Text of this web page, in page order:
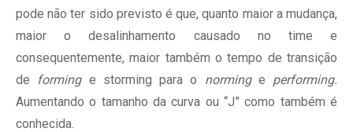
pode não ter sido previsto é que, quanto maior a mudança,
maior o desalinhamento causado no time e
consequentemente, maior também o tempo de transição
de forming e storming para o norming e performing.
Aumentando o tamanho da curva ou “J” como também é
conhecida.